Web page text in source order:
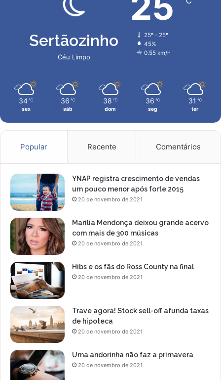
g
n
a
a
e
n
e
u
e
Sertãozinho
Céu Limpo
25º - 25º
45%
0.55 km/h
34 ℃
sex
36 ℃
sáb
38 ℃
dom
36 ℃
seg
31 ℃
ter
Popular Recente Comentários
YNAP registra crescimento de vendas
um pouco menor após forte 2015
20 de novembro de 2021
Marília Mendonça deixou grande acervo
com mais de 300 músicas
20 de novembro de 2021
Hibs e os fãs do Ross County na final
20 de novembro de 2021
Trave agora! Stock sell-off afunda taxas
de hipoteca
20 de novembro de 2021
Uma andorinha não faz a primavera
20 de novembro de 2021